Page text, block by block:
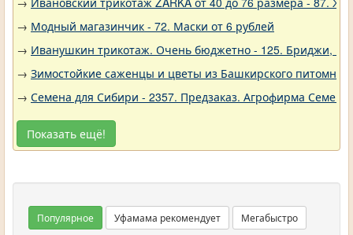
→ Модный магазинчик - 72. Маски от 6 рублей
→ Иванушкин трикотаж. Очень бюджетно - 125. Бриджи,
→ Зимостойкие саженцы и цветы из Башкирского
→ Семена для Сибири - 2357. Предзаказ. Агрофирма
Показать ещё!
Популярное Уфамама рекомендует Мегабыстро